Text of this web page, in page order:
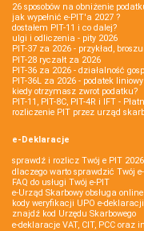
26 sposobów na obniżenie
jak wypełnić e-PIT'a 2027 ?
dostałem PIT-11 i co dalej?
ulgi i odliczenia - pity 2026
PIT-37 za 2026 - przykład,
PIT-28 ryczałt za 2026
PIT-36 za 2026 - działalność
PIT-36L za 2026 - podatek liniowy
kiedy otrzymasz zwrot podatku?
PIT-11, PIT-8C, PIT-4R i IFT -
rozliczenie PIT przez urząd
e-Deklaracje
sprawdź i rozlicz Twój e PIT 2026
dlaczego warto sprawdzić Twój
FAQ do usługi Twój e-PIT
e-Urząd Skarbowy obsługa online
kody weryfikacji UPO e-deklaracji
znajdź kod Urzędu Skarbowego
e-deklaracje VAT, CIT, PCC oraz